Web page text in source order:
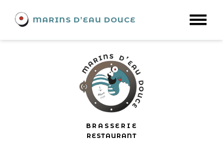
MARINS D’EAU DOUCE
Swing23
BRASSERIE
RESTAURANT